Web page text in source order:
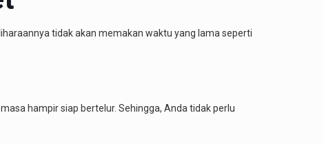
tidak akan memakan waktu yang lama seperti
hampir siap bertelur. Sehingga, Anda tidak perlu